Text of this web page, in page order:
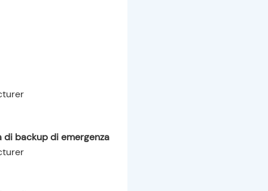
backup di emergenza